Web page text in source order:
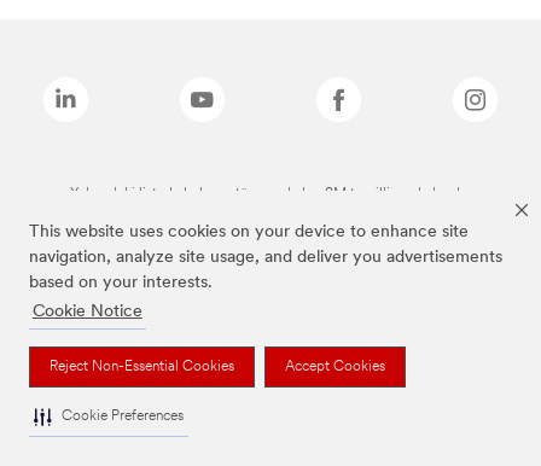
This website uses cookies on your device to enhance site
navigation, analyze site usage, and deliver you advertisements
based on your interests.
Cookie Notice
Reject Non-Essential Cookies Accept Cookies
Cookie Preferences
Yukarıdaki listede bulunan tüm markalar, 3M tescilli markalarıdır.